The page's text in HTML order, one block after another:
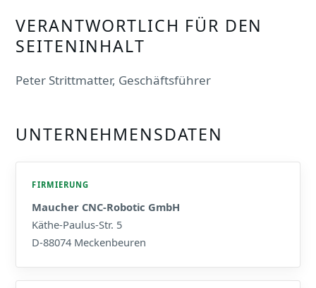
VERANTWORTLICH FÜR DEN
SEITENINHALT
Peter Strittmatter, Geschäftsführer
UNTERNEHMENSDATEN
FIRMIERUNG
Maucher CNC-Robotic GmbH
Käthe-Paulus-Str. 5
D-88074 Meckenbeuren